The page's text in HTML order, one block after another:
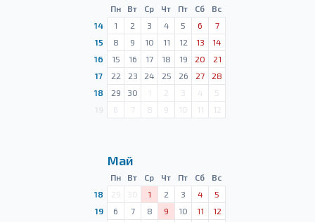
Пн Вт Ср Чт Пт Сб
Вс
14
1 2 3 4 5 6
7
15
8 9 10 11 12 13
14
16
15 16 17 18 19 20
21
17
22 23 24 25 26 27
28
18
29 30 1 2 3 4
5
6 7 8 9 10 11 12
Май
Пн Вт Ср Чт Пт Сб
Вс
18
29 30 1 2 3 4
5
19
6 7 8 9 10 11
12